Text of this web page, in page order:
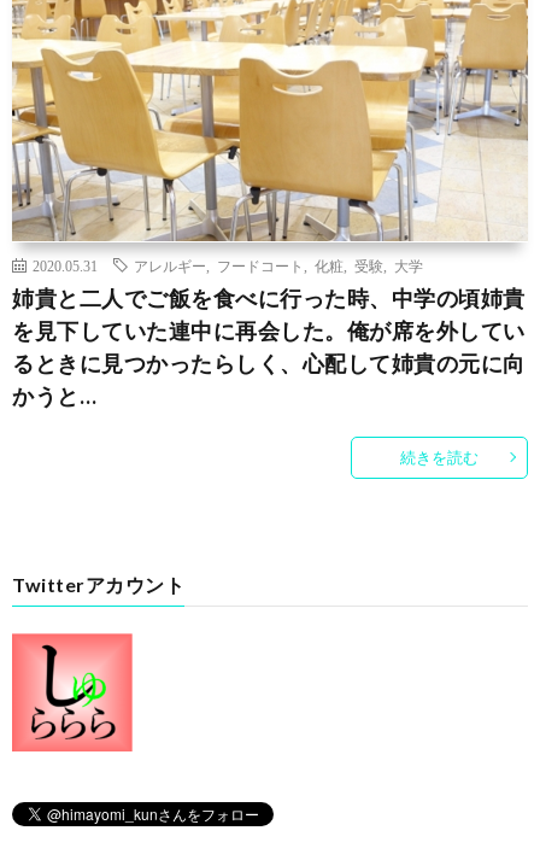
2020.05.31 アレルギー フードコート 化粧 受験 大学
姉貴と二人でご飯を食べに行った時、中学の頃姉貴
を見下していた連中に再会した。俺が席を外してい
るときに見つかったらしく、心配して姉貴の元に向
かうと…
続きを読む
Twitterアカウント